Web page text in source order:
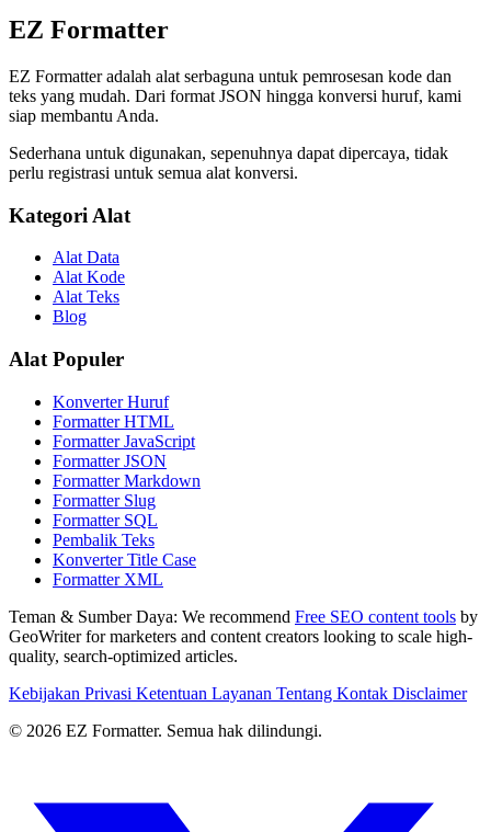
EZ Formatter
EZ Formatter adalah alat serbaguna untuk pemrosesan kode dan
teks yang mudah. Dari format JSON hingga konversi huruf, kami
siap membantu Anda.
Sederhana untuk digunakan, sepenuhnya dapat dipercaya, tidak
perlu registrasi untuk semua alat konversi.
Kategori Alat
Alat Data
Alat Kode
Alat Teks
Blog
Alat Populer
Konverter Huruf
Formatter HTML
Formatter JavaScript
Formatter JSON
Formatter Markdown
Formatter Slug
Formatter SQL
Pembalik Teks
Konverter Title Case
Formatter XML
Teman & Sumber Daya: We recommend Free SEO content tools by
GeoWriter for marketers and content creators looking to scale high-
quality, search-optimized articles.
Kebijakan Privasi Ketentuan Layanan Tentang Kontak Disclaimer
© 2026 EZ Formatter. Semua hak dilindungi.